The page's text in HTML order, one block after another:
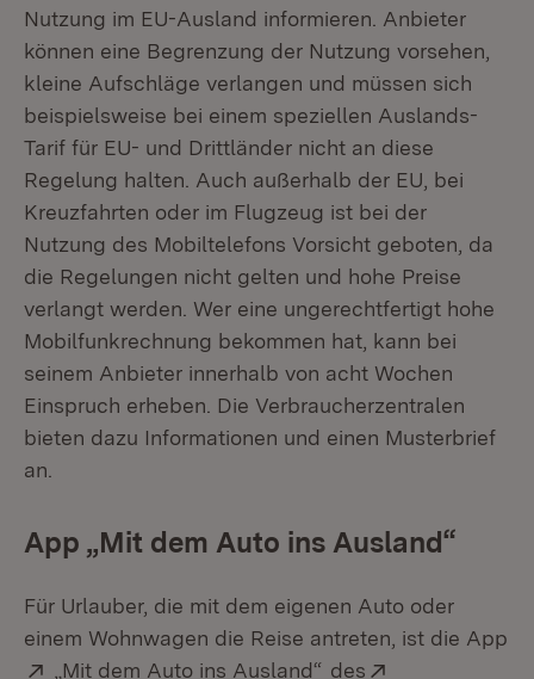
Nutzung im EU-Ausland informieren. Anbieter
können eine Begrenzung der Nutzung vorsehen,
kleine Aufschläge verlangen und müssen sich
beispielsweise bei einem speziellen Auslands-
Tarif für EU- und Drittländer nicht an diese
Regelung halten. Auch außerhalb der EU, bei
Kreuzfahrten oder im Flugzeug ist bei der
Nutzung des Mobiltelefons Vorsicht geboten, da
die Regelungen nicht gelten und hohe Preise
verlangt werden. Wer eine ungerechtfertigt hohe
Mobilfunkrechnung bekommen hat, kann bei
seinem Anbieter innerhalb von acht Wochen
Einspruch erheben. Die Verbraucherzentralen
bieten dazu Informationen und einen Musterbrief
an.
App „Mit dem Auto ins Ausland“
Für Urlauber, die mit dem eigenen Auto oder
einem Wohnwagen die Reise antreten, ist die App
Extern:
„Mit dem Auto ins Ausland“ (Öffnet in neuem
des